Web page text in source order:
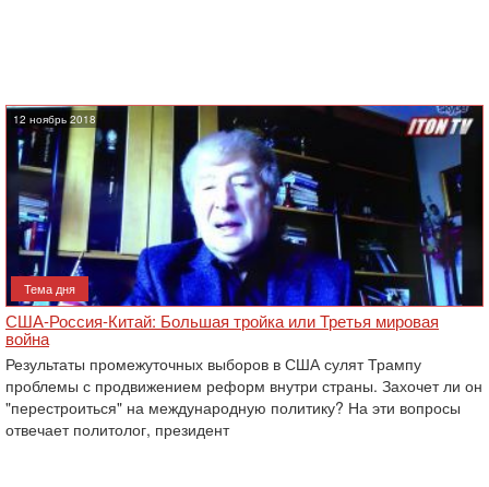
12 ноябрь 2018
Тема дня
США-Россия-Китай: Большая тройка или Третья мировая
война
Результаты промежуточных выборов в США сулят Трампу
проблемы с продвижением реформ внутри страны. Захочет ли он
"перестроиться" на международную политику? На эти вопросы
отвечает политолог, президент